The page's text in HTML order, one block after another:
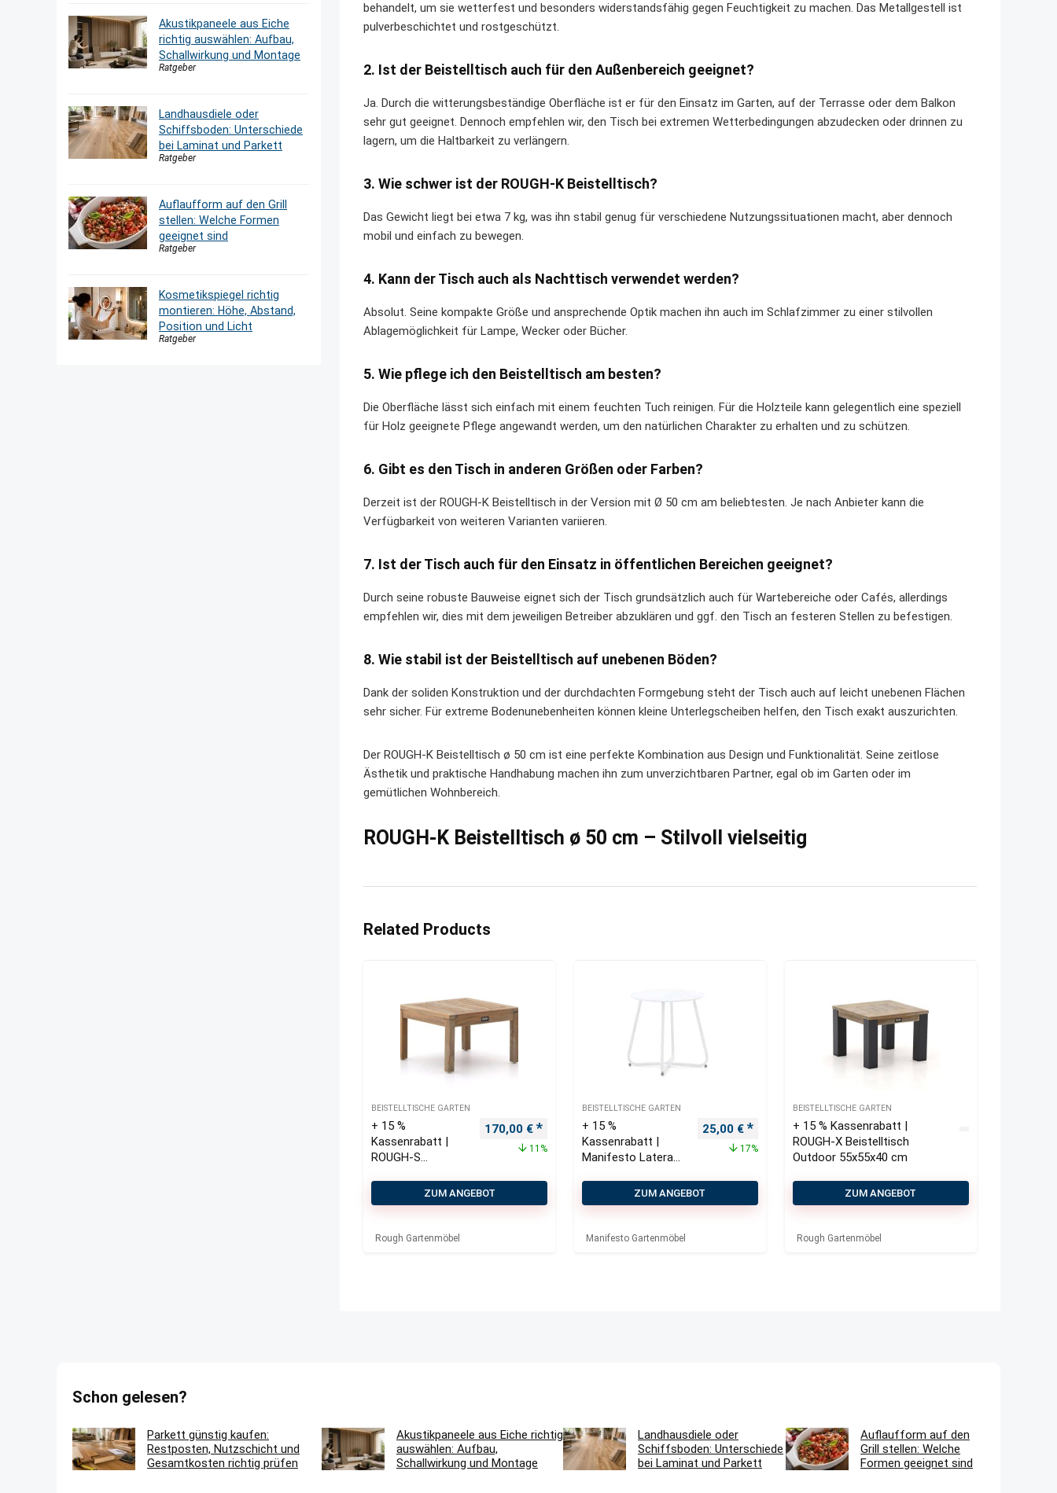
behandelt, um sie wetterfest und besonders widerstandsfähig gegen Feuchtigkeit zu machen. Das Metallgestell ist
pulverbeschichtet und rostgeschützt.
2. Ist der Beistelltisch auch für den Außenbereich geeignet?
Ja. Durch die witterungsbeständige Oberfläche ist er für den Einsatz im Garten, auf der Terrasse oder dem Balkon
sehr gut geeignet. Dennoch empfehlen wir, den Tisch bei extremen Wetterbedingungen abzudecken oder drinnen zu
lagern, um die Haltbarkeit zu verlängern.
3. Wie schwer ist der ROUGH-K Beistelltisch?
Das Gewicht liegt bei etwa 7 kg, was ihn stabil genug für verschiedene Nutzungssituationen macht, aber dennoch
mobil und einfach zu bewegen.
4. Kann der Tisch auch als Nachttisch verwendet werden?
Absolut. Seine kompakte Größe und ansprechende Optik machen ihn auch im Schlafzimmer zu einer stilvollen
Ablagemöglichkeit für Lampe, Wecker oder Bücher.
5. Wie pflege ich den Beistelltisch am besten?
Die Oberfläche lässt sich einfach mit einem feuchten Tuch reinigen. Für die Holzteile kann gelegentlich eine speziell
für Holz geeignete Pflege angewandt werden, um den natürlichen Charakter zu erhalten und zu schützen.
6. Gibt es den Tisch in anderen Größen oder Farben?
Derzeit ist der ROUGH-K Beistelltisch in der Version mit Ø 50 cm am beliebtesten. Je nach Anbieter kann die
Verfügbarkeit von weiteren Varianten variieren.
7. Ist der Tisch auch für den Einsatz in öffentlichen Bereichen geeignet?
Durch seine robuste Bauweise eignet sich der Tisch grundsätzlich auch für Wartebereiche oder Cafés, allerdings
empfehlen wir, dies mit dem jeweiligen Betreiber abzuklären und ggf. den Tisch an festeren Stellen zu befestigen.
8. Wie stabil ist der Beistelltisch auf unebenen Böden?
Dank der soliden Konstruktion und der durchdachten Formgebung steht der Tisch auch auf leicht unebenen Flächen
sehr sicher. Für extreme Bodenunebenheiten können kleine Unterlegscheiben helfen, den Tisch exakt auszurichten.
Der ROUGH-K Beistelltisch ø 50 cm ist eine perfekte Kombination aus Design und Funktionalität. Seine zeitlose
Ästhetik und praktische Handhabung machen ihn zum unverzichtbaren Partner, egal ob im Garten oder im
gemütlichen Wohnbereich.
ROUGH-K Beistelltisch ø 50 cm – Stilvoll vielseitig
Related Products
BEISTELLTISCHE GARTEN
+ 15 %
Kassenrabatt |
ROUGH-S
Outdoor 60x60x38
cm
Ursprünglicher Preis war: 190,00 €
170,00 € Aktueller Preis ist: 170,00 €.
11%
ZUM ANGEBOT
Rough Gartenmöbel
BEISTELLTISCHE GARTEN
+ 15 %
Kassenrabatt |
Manifesto Latera
Outdoor ø 45 cm
(h: 45 cm)
Ursprünglicher Preis war: 30,00 €
25,00 € Aktueller Preis ist: 25,00 €.
17%
ZUM ANGEBOT
Manifesto Gartenmöbel
BEISTELLTISCHE GARTEN
+ 15 % Kassenrabatt |
ROUGH-X Beistelltisch
Outdoor 55x55x40 cm
ZUM ANGEBOT
Rough Gartenmöbel
Akustikpaneele aus Eiche
richtig auswählen: Aufbau,
Schallwirkung und Montage
Ratgeber
Landhausdiele oder
Schiffsboden: Unterschiede
bei Laminat und Parkett
Ratgeber
Auflaufform auf den Grill
stellen: Welche Formen
geeignet sind
Ratgeber
Kosmetikspiegel richtig
montieren: Höhe, Abstand,
Position und Licht
Ratgeber
Schon gelesen?
Parkett günstig kaufen:
Restposten, Nutzschicht und
Gesamtkosten richtig prüfen
Akustikpaneele aus Eiche richtig
auswählen: Aufbau,
Schallwirkung und Montage
Landhausdiele oder
Schiffsboden: Unterschiede
bei Laminat und Parkett
Auflaufform auf den
Grill stellen: Welche
Formen geeignet sind